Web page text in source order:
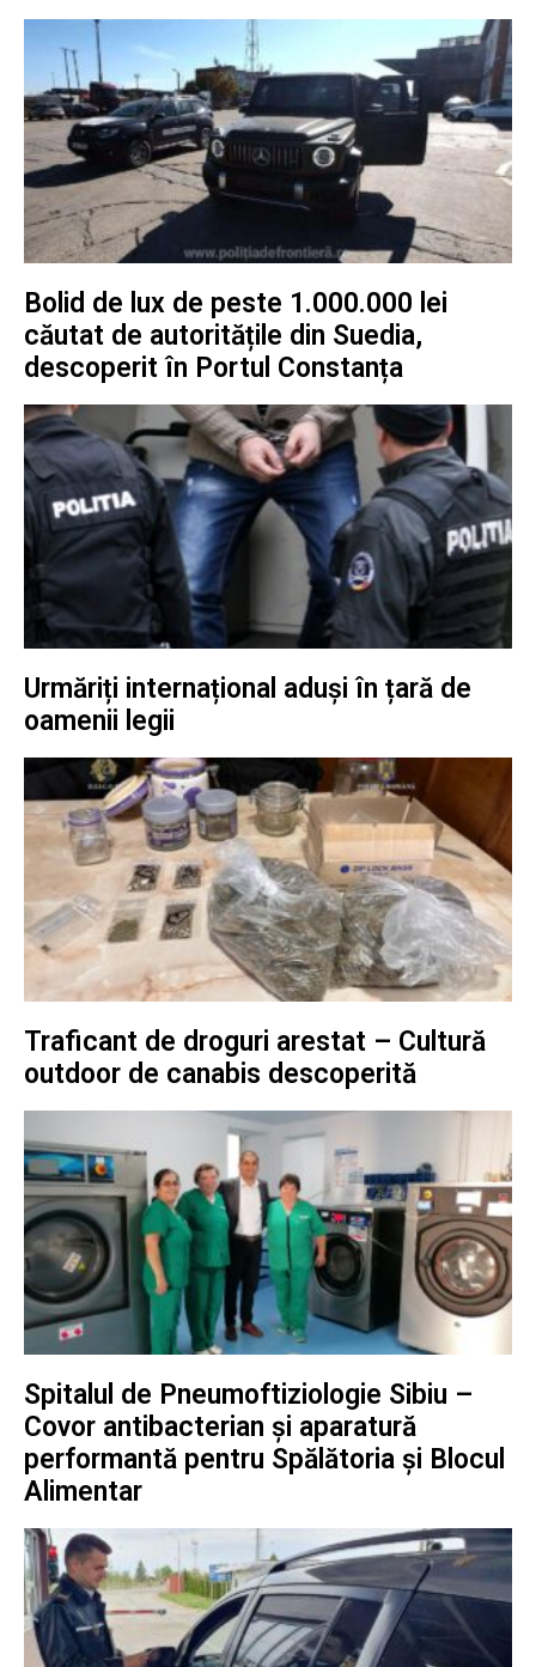
Bolid de lux de peste 1.000.000 lei
căutat de autoritățile din Suedia,
descoperit în Portul Constanța
Urmăriți internațional aduși în țară de
oamenii legii
Traficant de droguri arestat – Cultură
outdoor de canabis descoperită
Spitalul de Pneumoftiziologie Sibiu –
Covor antibacterian și aparatură
performantă pentru Spălătoria și Blocul
Alimentar